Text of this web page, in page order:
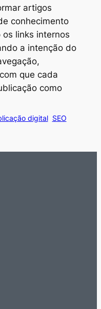
artigos
conhecimento
links internos
a intenção do
que cada
como
digital SEO